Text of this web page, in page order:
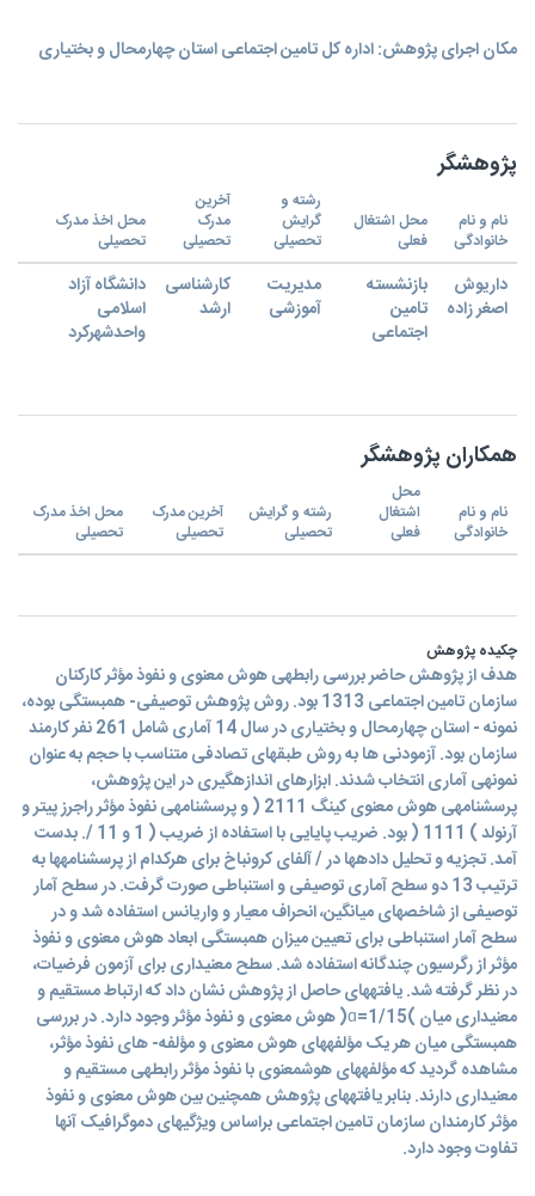
مکان اجرای پژوهش: اداره کل تامین اجتماعی استان چهارمحال و بختیاری
پژوهشگر
نام و نام
خانوادگی
محل اشتغال
فعلی
رشته و
گرایش
تحصیلی
آخرین
مدرک
تحصیلی
محل اخذ مدرک
تحصیلی
داریوش
اصغر زاده
بازنشسته
تامین
اجتماعی
مدیریت
آموزشی
کارشناسی
ارشد
دانشگاه آزاد
اسلامی
واحدشهرکرد
همکاران پژوهشگر
نام و نام
خانوادگی
محل
اشتغال
فعلی
رشته و گرایش
تحصیلی
آخرین مدرک
تحصیلی
محل اخذ مدرک
تحصیلی
چکیده پژوهش
هدف از پژوهش حاضر بررسی رابطهی هوش معنوی و نفوذ مؤثر کارکنان
سازمان تامین اجتماعی 1313 بود. روش پژوهش توصیفی- همبستگی بوده،
نمونه - استان چهارمحال و بختیاری در سال 14 آماری شامل 261 نفر کارمند
سازمان بود. آزمودنی ها به روش طبقهای تصادفی متناسب با حجم به عنوان
نمونهی آماری انتخاب شدند. ابزارهای اندازهگیری در اين پژوهش،
پرسشنامهی هوش معنوی کینگ 2111 ( و پرسشنامهی نفوذ مؤثر راجرز پیتر و
آرنولد ) 1111 ( بود. ضريب پايايی با استفاده از ضريب ( 1 و 11 /. بدست
آمد. تجزيه و تحلیل دادهها در / آلفای کرونباخ برای هرکدام از پرسشنامهها به
ترتیب 13 دو سطح آماری توصیفی و استنباطی صورت گرفت. در سطح آمار
توصیفی از شاخصهای میانگین، انحراف معیار و واريانس استفاده شد و در
سطح آمار استنباطی برای تعیین میزان همبستگی ابعاد هوش معنوی و نفوذ
مؤثر از رگرسیون چندگانه استفاده شد. سطح معنیداری برای آزمون فرضیات،
در نظر گرفته شد. يافتههای حاصل از پژوهش نشان داد که ارتباط مستقیم و
معنیداری میان )ɑ=1/15( هوش معنوی و نفوذ مؤثر وجود دارد. در بررسی
همبستگی میان هر يک مؤلفههای هوش معنوی و مؤلفه- های نفوذ مؤثر،
مشاهده گرديد که مؤلفههای هوشمعنوی با نفوذ مؤثر رابطهی مستقیم و
معنیداری دارند. بنابر يافتههای پژوهش همچنین بین هوش معنوی و نفوذ
مؤثر کارمندان سازمان تامین اجتماعی براساس ويژگیهای دموگرافیک آنها
تفاوت وجود دارد.